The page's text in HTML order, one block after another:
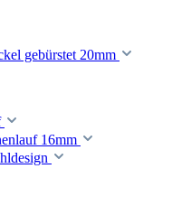
gebürstet 20mm
16mm